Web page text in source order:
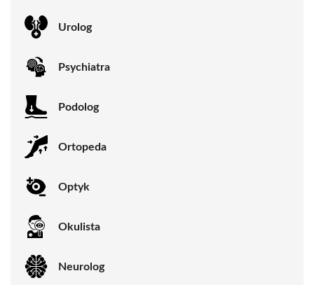
Urolog
Psychiatra
Podolog
Ortopeda
Optyk
Okulista
Neurolog